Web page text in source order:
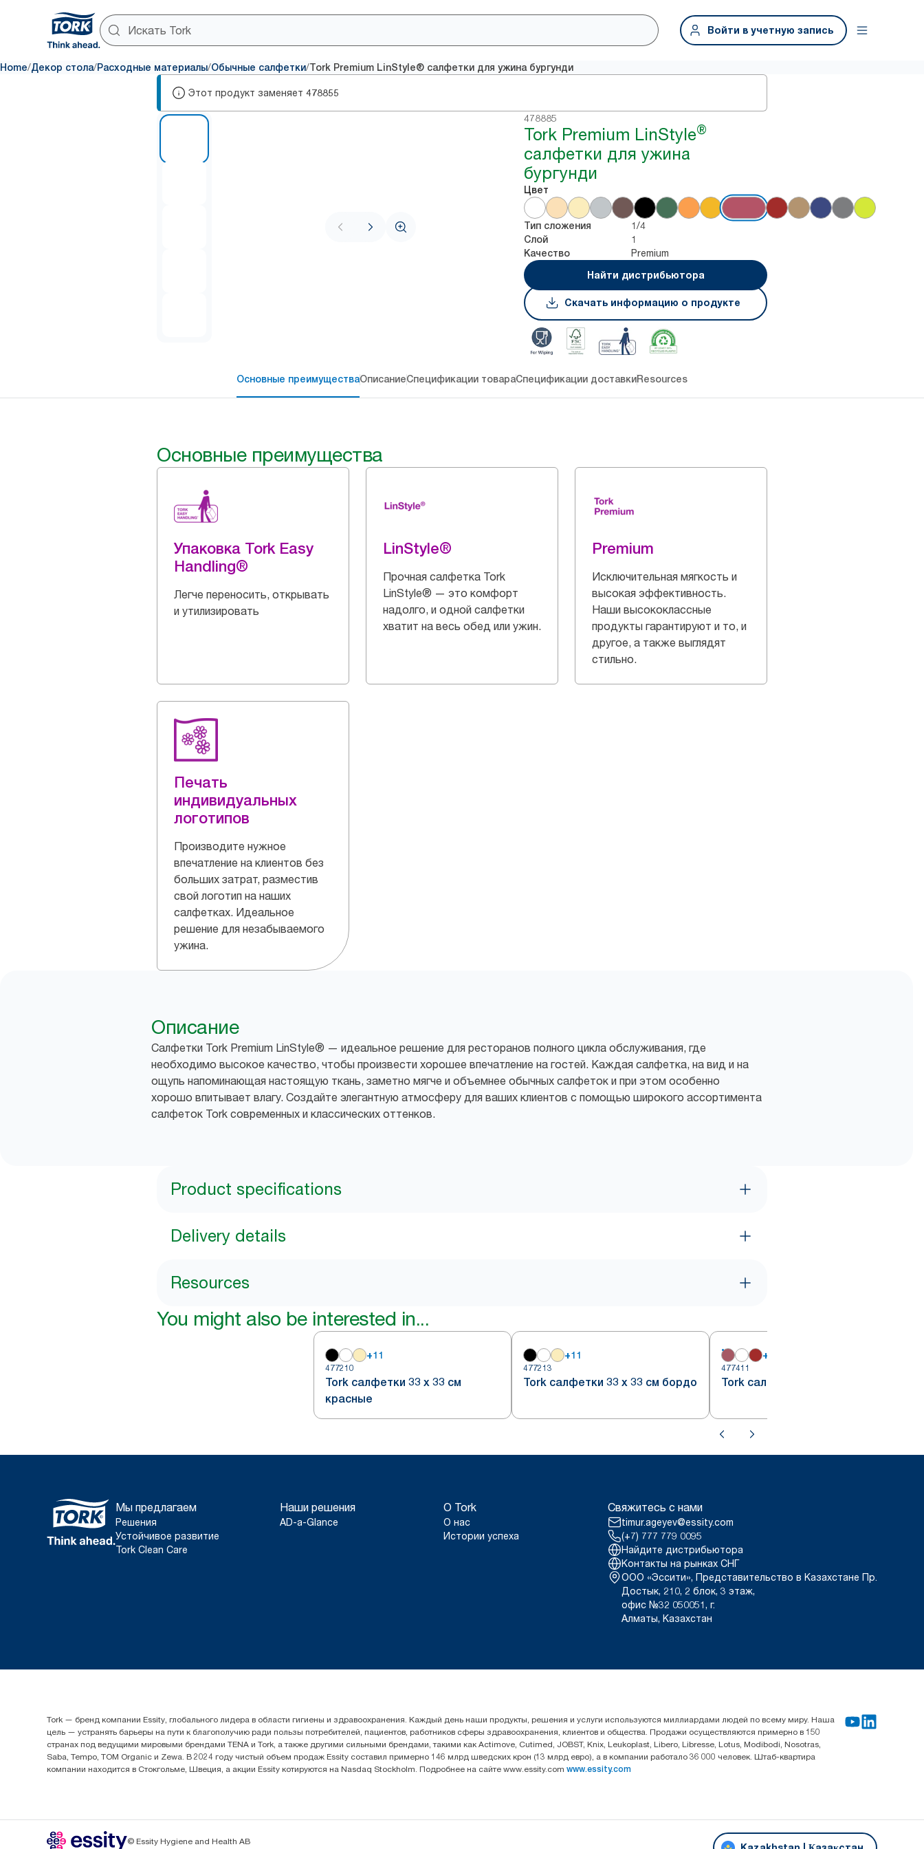
Войти в учетную запись
Home/Декор стола/Расходные материалы/Обычные салфетки/Tork Premium LinStyle® салфетки для ужина бургунди
Этот продукт заменяет 478855
478885
Tork Premium LinStyle®
салфетки для ужина
бургунди
Цвет
Тип сложения 1/4
Слой 1
Качество
Premium
Найти дистрибьютора
Скачать информацию о продукте
Основные преимуществаОписаниеСпецификации товараСпецификации доставкиResources
Основные преимущества
Упаковка Tork Easy
Handling®
Легче переносить, открывать
и утилизировать
LinStyle®
Прочная салфетка Tork
LinStyle® — это комфорт
надолго, и одной салфетки
хватит на весь обед или ужин.
Premium
Исключительная мягкость и
высокая эффективность.
Наши высококлассные
продукты гарантируют и то, и
другое, а также выглядят
стильно.
Печать
индивидуальных
логотипов
Производите нужное
впечатление на клиентов без
больших затрат, разместив
свой логотип на наших
салфетках. Идеальное
решение для незабываемого
ужина.
Описание
Салфетки Tork Premium LinStyle® — идеальное решение для ресторанов полного цикла обслуживания, где
необходимо высокое качество, чтобы произвести хорошее впечатление на гостей. Каждая салфетка, на вид и на
ощупь напоминающая настоящую ткань, заметно мягче и объемнее обычных салфеток и при этом особенно
хорошо впитывает влагу. Создайте элегантную атмосферу для ваших клиентов с помощью широкого ассортимента
салфеток Tork современных и классических оттенков.
Product specifications
Delivery details
Resources
You might also be interested in...
+11
477210
Tork салфетки 33 х 33 см
красные
+11
477213
Tork салфетки 33 х 33 см бордо
+
477411
Tork салфетки 33 бордо
Мы предлагаем
Решения
Устойчивое развитие
Tork Clean Care
Наши решения
AD-a-Glance
О Tork
О нас
Истории успеха
Свяжитесь с нами
timur.ageyev@essity.com
(+7) 777 779 0095
Найдите дистрибьютора
Контакты на рынках СНГ
ООО «Эссити», Представительство в Казахстане Пр.
Достык, 210, 2 блок, 3 этаж,
офис №32 050051, г.
Алматы, Казахстан
Tork — бренд компании Essity, глобального лидера в области гигиены и здравоохранения. Каждый день наши продукты, решения и услуги используются миллиардами людей по всему миру. Наша
цель — устранять барьеры на пути к благополучию ради пользы потребителей, пациентов, работников сферы здравоохранения, клиентов и общества. Продажи осуществляются примерно в 150
странах под ведущими мировыми брендами TENA и Tork, а также другими сильными брендами, такими как Actimove, Cutimed, JOBST, Knix, Leukoplast, Libero, Libresse, Lotus, Modibodi, Nosotras,
Saba, Tempo, TOM Organic и Zewa. В 2024 году чистый объем продаж Essity составил примерно 146 млрд шведских крон (13 млрд евро), а в компании работало 36 000 человек. Штаб-квартира
компании находится в Стокгольме, Швеция, а акции Essity котируются на Nasdaq Stockholm. Подробнее на сайте www.essity.com www.essity.com
© Essity Hygiene and Health AB